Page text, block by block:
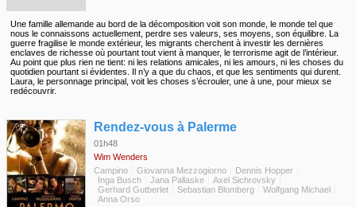
Une famille allemande au bord de la décomposition voit son monde, le monde tel que
nous le connaissons actuellement, perdre ses valeurs, ses moyens, son équilibre. La
guerre fragilise le monde extérieur, les migrants cherchent à investir les dernières
enclaves de richesse où pourtant tout vient à manquer, le terrorisme agit de l’intérieur.
Au point que plus rien ne tient: ni les relations amicales, ni les amours, ni les choses du
quotidien pourtant si évidentes. Il n’y a que du chaos, et que les sentiments qui durent.
Laura, le personnage principal, voit les choses s’écrouler, une à une, pour mieux se
redécouvrir.
Rendez-vous à Palerme
01h48
Wim Wenders
Campino
Giovanna Mezzogiorno
Dennis Hopper
Inga Busch
Jana Pallaske
Axel Sichrovsky
Gerhard Gutberlet
Sebastian Blomberg
Wolfgang Michael
Anna Orso